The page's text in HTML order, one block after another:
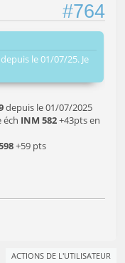
#764
le 01/07/25. Je
depuis le 01/07/2025
éch INM 582+43pts en
+59 pts
ACTIONS DE L'UTILISATEUR